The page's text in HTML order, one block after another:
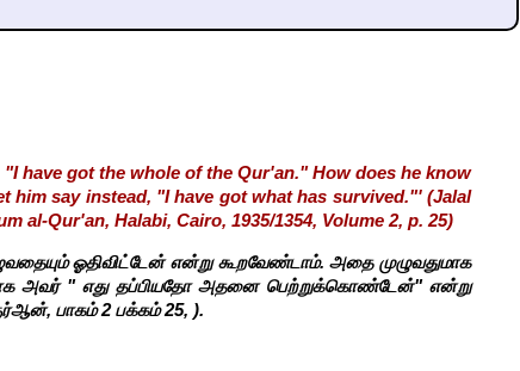
have got the whole of the Qur'an." How does he know
him say instead, "I have got what has survived."' (Jalal
al-Qur'an, Halabi, Cairo, 1935/1354, Volume 2, p. 25)
ஓதிவிட்டேன் என்று கூறவேண்டாம். அதை முழுவதுமாக
அவர் " எது தப்பியதோ அதனை பெற்றுக்கொண்டேன்" என்று
பாகம் 2 பக்கம் 25, ).